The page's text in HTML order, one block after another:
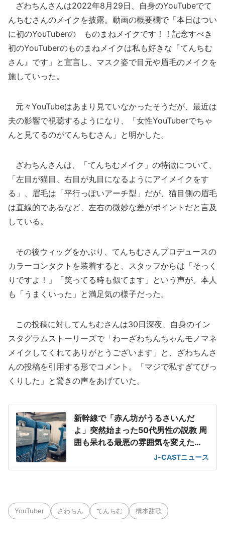
ざわちんさんは2022年8月29日、自身のYouTubeでて
んちむさんのメイクを披露。動画の概要欄で「本日はつい
に初のYouTuberの ものまねメイクです！！記念すべき
初のYouTuberのものまねメイクは私も好きな『てんちむ
さん』です」と宣言し、マスク姿で目元や眉毛のメイクを
施していった。
元々YouTubeはあまり見ていなかったそうだが、最近は
夫の影響で視聴するようになり、「女性YouTuberでちゃ
んと見てるのがてんちむさん」と明かした。
ざわちんさんは、「てんちむメイク」の特徴について、
「左目が猫目、右目が丸目になるようにアイメイクをす
る」、眉毛は「平行っぽいアーチ型」だが、猫目側の眉毛
は直線的であるなど、左右の微妙な差がポイントだと言及
している。
その後ウィッグをかぶり、てんちむさんプロデュースの
カラーコンタクトを装着すると、スタッフからは「そっく
りですよ！」「笑ってる時も似てます」という声が。本人
も「うまくいった」と満足気の様子だった。
この投稿に対してんちむさんは30日深夜、自身のイン
スタグラムストーリーズで「わーざわちんちゃんモノマネ
メイクしてくれてありがとうございます」と、ざわちんさ
んの投稿を引用する形でコメント。「マジで私すぎてびっ
くりした」と驚きの声をあげていた。
新幹線で「赤ん坊がうるさいんだ
よ」突然始まった50代男性の説教 周
囲も呆れる最悪の雰囲気を変えた
J-CASTニュース
YouTuber ざわちん てんちむ 橋本甜歌